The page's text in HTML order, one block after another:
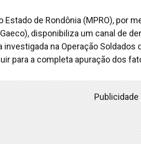
Estado de Rondônia (MPRO), por
disponibiliza um canal de
na Operação Soldados
para a completa apuração dos
Publicidade